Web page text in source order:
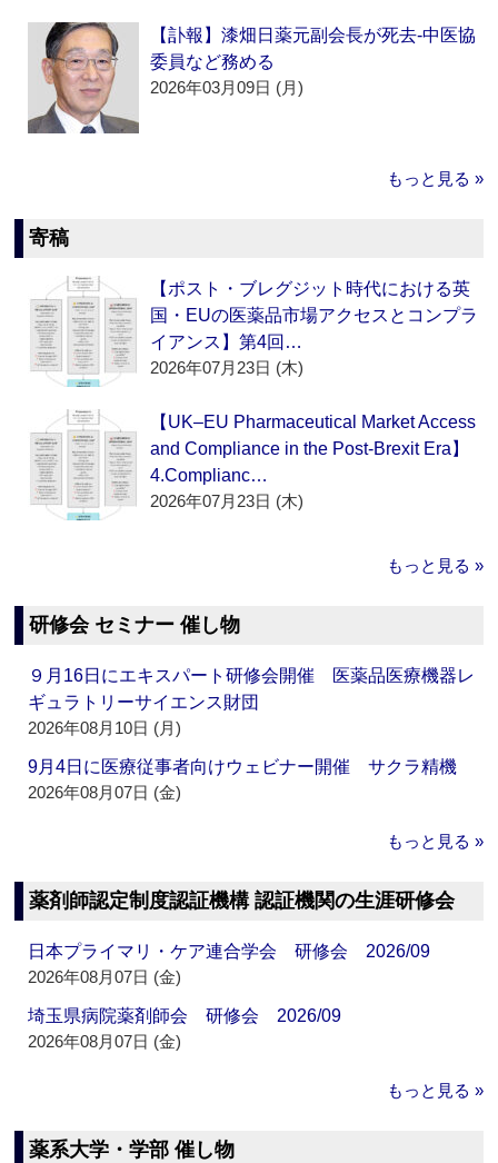
【訃報】漆畑日薬元副会長が死去‐中医協
委員など務める
2026年03月09日 (月)
もっと見る »
寄稿
【ポスト・ブレグジット時代における英
国・EUの医薬品市場アクセスとコンプラ
イアンス】第4回…
2026年07月23日 (木)
【UK–EU Pharmaceutical Market Access
and Compliance in the Post-Brexit Era】
4.Complianc…
2026年07月23日 (木)
もっと見る »
研修会 セミナー 催し物
９月16日にエキスパート研修会開催 医薬品医療機器レ
ギュラトリーサイエンス財団
2026年08月10日 (月)
9月4日に医療従事者向けウェビナー開催 サクラ精機
2026年08月07日 (金)
もっと見る »
薬剤師認定制度認証機構 認証機関の生涯研修会
日本プライマリ・ケア連合学会 研修会 2026/09
2026年08月07日 (金)
埼玉県病院薬剤師会 研修会 2026/09
2026年08月07日 (金)
もっと見る »
薬系大学・学部 催し物